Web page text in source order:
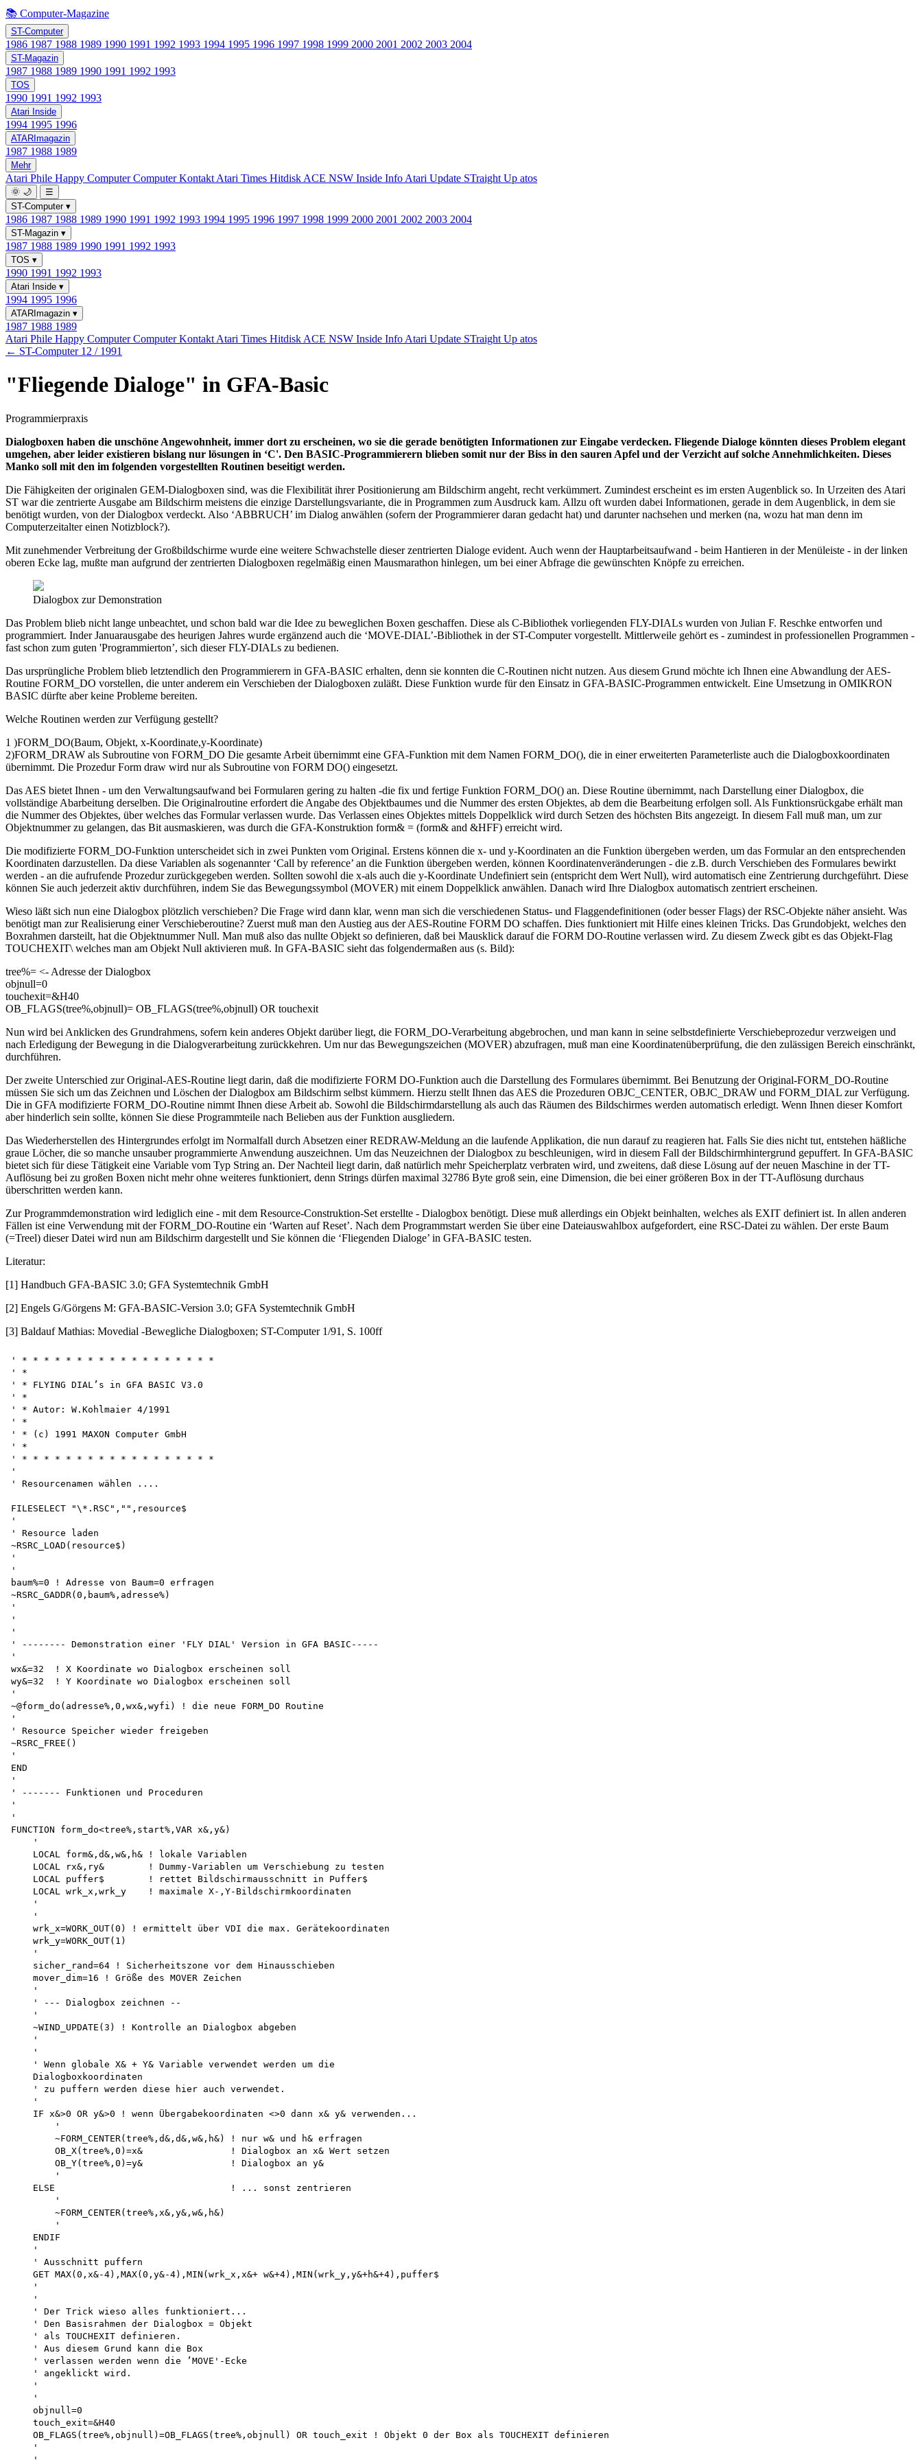
📚 Computer-Magazine
ST-Computer
1986 1987 1988 1989 1990 1991 1992 1993 1994 1995 1996 1997 1998 1999 2000 2001 2002 2003 2004
ST-Magazin
1987 1988 1989 1990 1991 1992 1993
TOS
1990 1991 1992 1993
Atari Inside
1994 1995 1996
ATARImagazin
1987 1988 1989
Mehr
Atari Phile Happy ComputerComputer Kontakt Atari Times Hitdisk ACE NSW Inside Info Atari Update STraight Up atos
🌞 🌙
☰
ST-Computer ▾
1986 1987 1988 1989 1990 1991 1992 1993 1994 1995 1996 1997 1998 1999 2000 2001 2002 2003 2004
ST-Magazin ▾
1987 1988 1989 1990 1991 1992 1993
TOS ▾
1990 1991 1992 1993
Atari Inside ▾
1994 1995 1996
ATARImagazin ▾
1987 1988 1989
Atari Phile Happy ComputerComputer Kontakt Atari Times Hitdisk ACE NSW Inside Info Atari Update STraight Up atos
← ST-Computer 12 / 1991
"Fliegende Dialoge" in GFA-Basic
Programmierpraxis
Dialogboxen haben die unschöne Angewohnheit, immer dort zu erscheinen, wo sie die gerade benötigten Informationen zur Eingabe verdecken. Fliegende Dialoge könnten dieses Problem elegant
umgehen, aber leider existieren bislang nur lösungen in ‘C'. Den BASIC-Programmierern blieben somit nur der Biss in den sauren Apfel und der Verzicht auf solche Annehmlichkeiten. Dieses
Manko soll mit den im folgenden vorgestellten Routinen beseitigt werden.
Die Fähigkeiten der originalen GEM-Dialogboxen sind, was die Flexibilität ihrer Positionierung am Bildschirm angeht, recht verkümmert. Zumindest erscheint es im ersten Augenblick so. In Urzeiten des Atari
ST war die zentrierte Ausgabe am Bildschirm meistens die einzige Darstellungsvariante, die in Programmen zum Ausdruck kam. Allzu oft wurden dabei Informationen, gerade in dem Augenblick, in dem sie
benötigt wurden, von der Dialogbox verdeckt. Also ‘ABBRUCH’ im Dialog anwählen (sofern der Programmierer daran gedacht hat) und darunter nachsehen und merken (na, wozu hat man denn im
Computerzeitalter einen Notizblock?).
Mit zunehmender Verbreitung der Großbildschirme wurde eine weitere Schwachstelle dieser zentrierten Dialoge evident. Auch wenn der Hauptarbeitsaufwand - beim Hantieren in der Menüleiste - in der linken
oberen Ecke lag, mußte man aufgrund der zentrierten Dialogboxen regelmäßig einen Mausmarathon hinlegen, um bei einer Abfrage die gewünschten Knöpfe zu erreichen.
Dialogbox zur Demonstration
Das Problem blieb nicht lange unbeachtet, und schon bald war die Idee zu beweglichen Boxen geschaffen. Diese als C-Bibliothek vorliegenden FLY-DIALs wurden von Julian F. Reschke entworfen und
programmiert. Inder Januarausgabe des heurigen Jahres wurde ergänzend auch die ‘MOVE-DIAL’-Bibliothek in der ST-Computer vorgestellt. Mittlerweile gehört es - zumindest in professionellen Programmen -
fast schon zum guten 'Programmierton’, sich dieser FLY-DIALs zu bedienen.
Das ursprüngliche Problem blieb letztendlich den Programmierern in GFA-BASIC erhalten, denn sie konnten die C-Routinen nicht nutzen. Aus diesem Grund möchte ich Ihnen eine Abwandlung der AES-
Routine FORM_DO vorstellen, die unter anderem ein Verschieben der Dialogboxen zuläßt. Diese Funktion wurde für den Einsatz in GFA-BASIC-Programmen entwickelt. Eine Umsetzung in OMIKRON
BASIC dürfte aber keine Probleme bereiten.
Welche Routinen werden zur Verfügung gestellt?
1 )FORM_DO(Baum, Objekt, x-Koordinate,y-Koordinate)
2)FORM_DRAW als Subroutine von FORM_DO Die gesamte Arbeit übernimmt eine GFA-Funktion mit dem Namen FORM_DO(), die in einer erweiterten Parameterliste auch die Dialogboxkoordinaten
übernimmt. Die Prozedur Form draw wird nur als Subroutine von FORM DO() eingesetzt.
Das AES bietet Ihnen - um den Verwaltungsaufwand bei Formularen gering zu halten -die fix und fertige Funktion FORM_DO() an. Diese Routine übernimmt, nach Darstellung einer Dialogbox, die
vollständige Abarbeitung derselben. Die Originalroutine erfordert die Angabe des Objektbaumes und die Nummer des ersten Objektes, ab dem die Bearbeitung erfolgen soll. Als Funktionsrückgabe erhält man
die Nummer des Objektes, über welches das Formular verlassen wurde. Das Verlassen eines Objektes mittels Doppelklick wird durch Setzen des höchsten Bits angezeigt. In diesem Fall muß man, um zur
Objektnummer zu gelangen, das Bit ausmaskieren, was durch die GFA-Konstruktion form& = (form& and &HFF) erreicht wird.
Die modifizierte FORM_DO-Funktion unterscheidet sich in zwei Punkten vom Original. Erstens können die x- und y-Koordinaten an die Funktion übergeben werden, um das Formular an den entsprechenden
Koordinaten darzustellen. Da diese Variablen als sogenannter ‘Call by reference’ an die Funktion übergeben werden, können Koordinatenveränderungen - die z.B. durch Verschieben des Formulares bewirkt
werden - an die aufrufende Prozedur zurückgegeben werden. Sollten sowohl die x-als auch die y-Koordinate Undefiniert sein (entspricht dem Wert Null), wird automatisch eine Zentrierung durchgeführt. Diese
können Sie auch jederzeit aktiv durchführen, indem Sie das Bewegungssymbol (MOVER) mit einem Doppelklick anwählen. Danach wird Ihre Dialogbox automatisch zentriert erscheinen.
Wieso läßt sich nun eine Dialogbox plötzlich verschieben? Die Frage wird dann klar, wenn man sich die verschiedenen Status- und Flaggendefinitionen (oder besser Flags) der RSC-Objekte näher ansieht. Was
benötigt man zur Realisierung einer Verschieberoutine? Zuerst muß man den Austieg aus der AES-Routine FORM DO schaffen. Dies funktioniert mit Hilfe eines kleinen Tricks. Das Grundobjekt, welches den
Boxrahmen darsteilt, hat die Objektnummer Null. Man muß also das nullte Objekt so definieren, daß bei Mausklick darauf die FORM DO-Routine verlassen wird. Zu diesem Zweck gibt es das Objekt-Flag
TOUCHEXIT\ welches man am Objekt Null aktivieren muß. In GFA-BASIC sieht das folgendermaßen aus (s. Bild):
tree%= <- Adresse der Dialogbox
objnull=0
touchexit=&H40
OB_FLAGS(tree%,objnull)= OB_FLAGS(tree%,objnull) OR touchexit
Nun wird bei Anklicken des Grundrahmens, sofern kein anderes Objekt darüber liegt, die FORM_DO-Verarbeitung abgebrochen, und man kann in seine selbstdefinierte Verschiebeprozedur verzweigen und
nach Erledigung der Bewegung in die Dialogverarbeitung zurückkehren. Um nur das Bewegungszeichen (MOVER) abzufragen, muß man eine Koordinatenüberprüfung, die den zulässigen Bereich einschränkt,
durchführen.
Der zweite Unterschied zur Original-AES-Routine liegt darin, daß die modifizierte FORM DO-Funktion auch die Darstellung des Formulares übernimmt. Bei Benutzung der Original-FORM_DO-Routine
müssen Sie sich um das Zeichnen und Löschen der Dialogbox am Bildschirm selbst kümmern. Hierzu stellt Ihnen das AES die Prozeduren OBJC_CENTER, OBJC_DRAW und FORM_DIAL zur Verfügung.
Die in GFA modifizierte FORM_DO-Routine nimmt Ihnen diese Arbeit ab. Sowohl die Bildschirmdarstellung als auch das Räumen des Bildschirmes werden automatisch erledigt. Wenn Ihnen dieser Komfort
aber hinderlich sein sollte, können Sie diese Programmteile nach Belieben aus der Funktion ausgliedern.
Das Wiederherstellen des Hintergrundes erfolgt im Normalfall durch Absetzen einer REDRAW-Meldung an die laufende Applikation, die nun darauf zu reagieren hat. Falls Sie dies nicht tut, entstehen häßliche
graue Löcher, die so manche unsauber programmierte Anwendung auszeichnen. Um das Neuzeichnen der Dialogbox zu beschleunigen, wird in diesem Fall der Bildschirmhintergrund gepuffert. In GFA-BASIC
bietet sich für diese Tätigkeit eine Variable vom Typ String an. Der Nachteil liegt darin, daß natürlich mehr Speicherplatz verbraten wird, und zweitens, daß diese Lösung auf der neuen Maschine in der TT-
Auflösung bei zu großen Boxen nicht mehr ohne weiteres funktioniert, denn Strings dürfen maximal 32786 Byte groß sein, eine Dimension, die bei einer größeren Box in der TT-Auflösung durchaus
überschritten werden kann.
Zur Programmdemonstration wird lediglich eine - mit dem Resource-Construktion-Set erstellte - Dialogbox benötigt. Diese muß allerdings ein Objekt beinhalten, welches als EXIT definiert ist. In allen anderen
Fällen ist eine Verwendung mit der FORM_DO-Routine ein ‘Warten auf Reset’. Nach dem Programmstart werden Sie über eine Dateiauswahlbox aufgefordert, eine RSC-Datei zu wählen. Der erste Baum
(=Treel) dieser Datei wird nun am Bildschirm dargestellt und Sie können die ‘Fliegenden Dialoge’ in GFA-BASIC testen.
Literatur:
[1] Handbuch GFA-BASIC 3.0; GFA Systemtechnik GmbH
[2] Engels G/Görgens M: GFA-BASIC-Version 3.0; GFA Systemtechnik GmbH
[3] Baldauf Mathias: Movedial -Bewegliche Dialogboxen; ST-Computer 1/91, S. 100ff
' * * * * * * * * * * * * * * * * * *
' *
' * FLYING DIAL’s in GFA BASIC V3.0
' *
' * Autor: W.Kohlmaier 4/1991
' *
' * (c) 1991 MAXON Computer GmbH
' *
' * * * * * * * * * * * * * * * * * *
'
' Resourcenamen wählen ....
FILESELECT "\*.RSC","",resource$
'
' Resource laden
~RSRC_LOAD(resource$)
'
'
baum%=0 ! Adresse von Baum=0 erfragen
~RSRC_GADDR(0,baum%,adresse%)
'
'
'
' -------- Demonstration einer 'FLY DIAL' Version in GFA BASIC-----
'
wx&=32	! X Koordinate wo Dialogbox erscheinen soll
wy&=32	! Y Koordinate wo Dialogbox erscheinen soll
'
~@form_do(adresse%,0,wx&,wyfi) ! die neue FORM_DO Routine
'
' Resource Speicher wieder freigeben
~RSRC_FREE()
'
END
'
' ------- Funktionen und Proceduren
'
'
FUNCTION form_do<tree%,start%,VAR x&,y&)
    '
    LOCAL form&,d&,w&,h& ! lokale Variablen
    LOCAL rx&,ry&        ! Dummy-Variablen um Verschiebung zu testen
    LOCAL puffer$        ! rettet Bildschirmausschnitt in Puffer$
    LOCAL wrk_x,wrk_y    ! maximale X-,Y-Bildschirmkoordinaten
    '
    '
    wrk_x=WORK_OUT(0) ! ermittelt über VDI die max. Gerätekoordinaten
    wrk_y=WORK_OUT(1)
    '
    sicher_rand=64 ! Sicherheitszone vor dem Hinausschieben
    mover_dim=16 ! Größe des MOVER Zeichen
    '
    ' --- Dialogbox zeichnen --
    '
    ~WIND_UPDATE(3) ! Kontrolle an Dialogbox abgeben
    '
    '
    ' Wenn globale X& + Y& Variable verwendet werden um die
    Dialogboxkoordinaten
    ' zu puffern werden diese hier auch verwendet.
    '
    IF x&>0 OR y&>0 ! wenn Übergabekoordinaten <>0 dann x& y& verwenden...
        '
        ~FORM_CENTER(tree%,d&,d&,w&,h&) ! nur w& und h& erfragen
        OB_X(tree%,0)=x&                ! Dialogbox an x& Wert setzen
        OB_Y(tree%,0)=y&                ! Dialogbox an y&
        '
    ELSE                                ! ... sonst zentrieren
        '
        ~FORM_CENTER(tree%,x&,y&,w&,h&)
        '
    ENDIF
    '
    ' Ausschnitt puffern
    GET MAX(0,x&-4),MAX(0,y&-4),MIN(wrk_x,x&+ w&+4),MIN(wrk_y,y&+h&+4),puffer$
    '
    '
    ' Der Trick wieso alles funktioniert...
    ' Den Basisrahmen der Dialogbox = Objekt
    ' als TOUCHEXIT definieren.
    ' Aus diesem Grund kann die Box
    ' verlassen werden wenn die ’MOVE'-Ecke
    ' angeklickt wird.
    '
    '
    objnull=0
    touch_exit=&H40
    OB_FLAGS(tree%,objnull)=OB_FLAGS(tree%,objnull) OR touch_exit ! Objekt 0 der Box als TOUCHEXIT definieren
    '